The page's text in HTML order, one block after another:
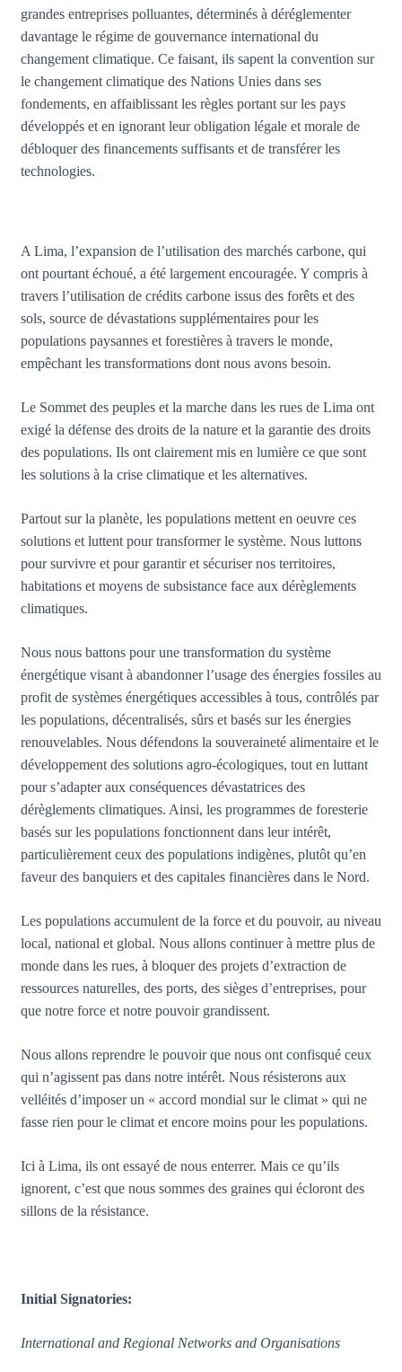
grandes entreprises polluantes, déterminés à déréglementer
davantage le régime de gouvernance international du
changement climatique. Ce faisant, ils sapent la convention sur
le changement climatique des Nations Unies dans ses
fondements, en affaiblissant les règles portant sur les pays
développés et en ignorant leur obligation légale et morale de
débloquer des financements suffisants et de transférer les
technologies.
A Lima, l’expansion de l’utilisation des marchés carbone, qui
ont pourtant échoué, a été largement encouragée. Y compris à
travers l’utilisation de crédits carbone issus des forêts et des
sols, source de dévastations supplémentaires pour les
populations paysannes et forestières à travers le monde,
empêchant les transformations dont nous avons besoin.
Le Sommet des peuples et la marche dans les rues de Lima ont
exigé la défense des droits de la nature et la garantie des droits
des populations. Ils ont clairement mis en lumière ce que sont
les solutions à la crise climatique et les alternatives.
Partout sur la planète, les populations mettent en oeuvre ces
solutions et luttent pour transformer le système. Nous luttons
pour survivre et pour garantir et sécuriser nos territoires,
habitations et moyens de subsistance face aux dérèglements
climatiques.
Nous nous battons pour une transformation du système
énergétique visant à abandonner l’usage des énergies fossiles au
profit de systèmes énergétiques accessibles à tous, contrôlés par
les populations, décentralisés, sûrs et basés sur les énergies
renouvelables. Nous défendons la souveraineté alimentaire et le
développement des solutions agro-écologiques, tout en luttant
pour s’adapter aux conséquences dévastatrices des
dérèglements climatiques. Ainsi, les programmes de foresterie
basés sur les populations fonctionnent dans leur intérêt,
particulièrement ceux des populations indigènes, plutôt qu’en
faveur des banquiers et des capitales financières dans le Nord.
Les populations accumulent de la force et du pouvoir, au niveau
local, national et global. Nous allons continuer à mettre plus de
monde dans les rues, à bloquer des projets d’extraction de
ressources naturelles, des ports, des sièges d’entreprises, pour
que notre force et notre pouvoir grandissent.
Nous allons reprendre le pouvoir que nous ont confisqué ceux
qui n’agissent pas dans notre intérêt. Nous résisterons aux
velléités d’imposer un « accord mondial sur le climat » qui ne
fasse rien pour le climat et encore moins pour les populations.
Ici à Lima, ils ont essayé de nous enterrer. Mais ce qu’ils
ignorent, c’est que nous sommes des graines qui écloront des
sillons de la résistance.
Initial Signatories:
International and Regional Networks and Organisations